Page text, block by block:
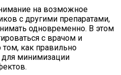
на возможное
с другими препаратами,
одновременно. В этом
с врачом и
как правильно
для минимизации